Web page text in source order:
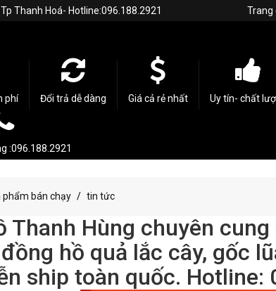
Trang
Thanh Hoá- Hotline:096.188.2921
phí Đổi trả dễ dàng Giá cả rẻ nhất Uy tín- chất
:096.188.2921
phẩm bán chạy tin tức
Thanh Hùng chuyên
hồ quả lắc cây, gốc
ship toàn quốc. Hotline: